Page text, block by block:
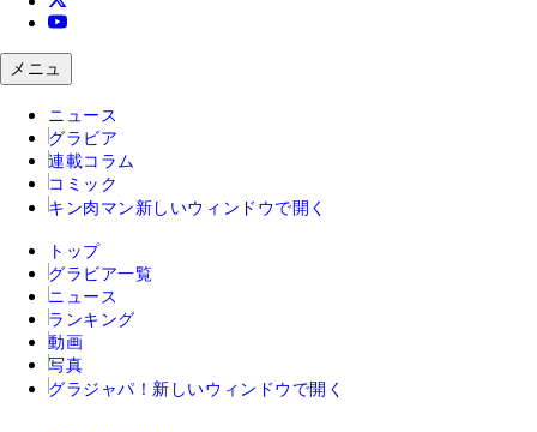
メニュ
ニュース
グラビア
連載コラム
コミック
キン肉マン 新しいウィンドウで開く
トップ
グラビア一覧
ニュース
ランキング
動画
写真
グラジャパ！ 新しいウィンドウで開く